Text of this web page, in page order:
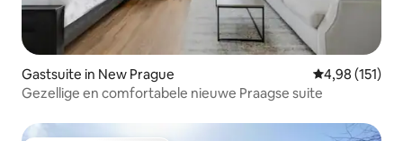
Gastsuite in New Prague Gemiddelde
4,98 (151)
Gezellige en comfortabele nieuwe Praagse suite